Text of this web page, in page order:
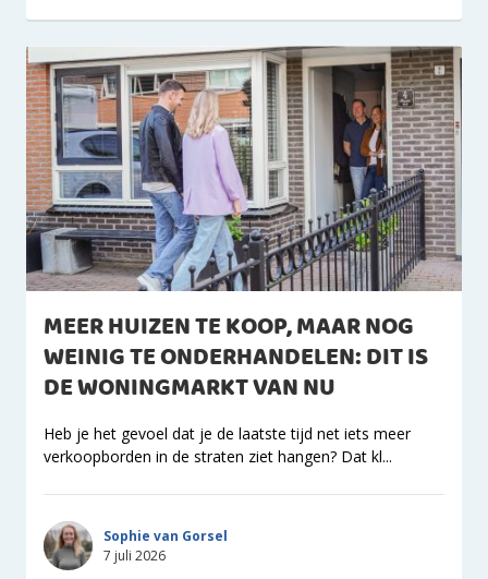
MEER HUIZEN TE KOOP, MAAR NOG
WEINIG TE ONDERHANDELEN: DIT IS
DE WONINGMARKT VAN NU
Heb je het gevoel dat je de laatste tijd net iets meer
verkoopborden in de straten ziet hangen? Dat kl...
Sophie van Gorsel
7 juli 2026